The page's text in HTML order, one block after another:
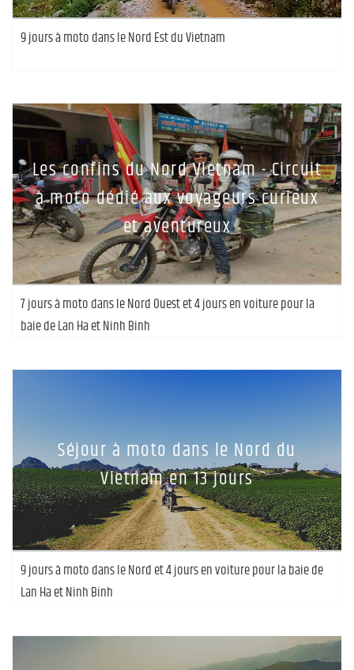
9 jours à moto dans le Nord Est du Vietnam
Les confins du Nord Vietnam - Circuit
à moto dédié aux voyageurs curieux
et aventureux
7 jours à moto dans le Nord Ouest et 4 jours en voiture pour la
baie de Lan Ha et Ninh Binh
Séjour à moto dans le Nord du
Vietnam en 13 jours
9 jours à moto dans le Nord et 4 jours en voiture pour la baie de
Lan Ha et Ninh Binh